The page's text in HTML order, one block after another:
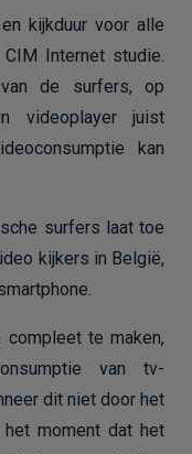
kijkduur voor alle
Internet studie.
de surfers, op
videoplayer juist
kan
surfers laat toe
kijkers in België,
te maken,
van tv-
dit niet door het
moment dat het